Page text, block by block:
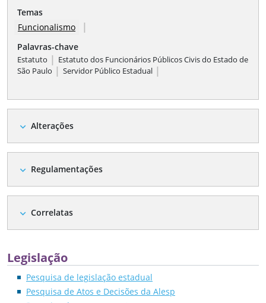
Temas
Funcionalismo
|
Palavras-chave
Estatuto | Estatuto dos Funcionários Públicos Civis do Estado de
São Paulo | Servidor Público Estadual |
expand_more Alterações
expand_more Regulamentações
expand_more Correlatas
Legislação
Pesquisa de legislação estadual
Pesquisa de Atos e Decisões da Alesp